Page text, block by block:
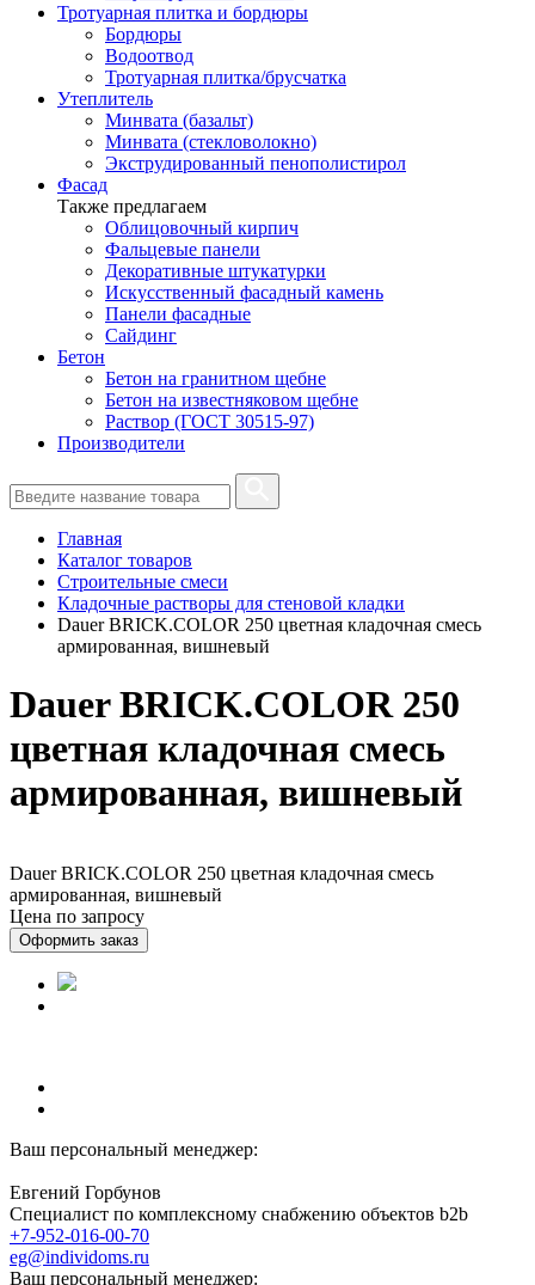
Тротуарная плитка и бордюры
Бордюры
Водоотвод
Тротуарная плитка/брусчатка
Утеплитель
Минвата (базальт)
Минвата (стекловолокно)
Экструдированный пенополистирол
Фасад
Также предлагаем
Облицовочный кирпич
Фальцевые панели
Декоративные штукатурки
Искусственный фасадный камень
Панели фасадные
Сайдинг
Бетон
Бетон на гранитном щебне
Бетон на известняковом щебне
Раствор (ГОСТ 30515-97)
Производители
Главная
Каталог товаров
Строительные смеси
Кладочные растворы для стеновой кладки
Dauer BRICK.COLOR 250 цветная кладочная смесь
армированная, вишневый
Dauer BRICK.COLOR 250
цветная кладочная смесь
армированная, вишневый
Dauer BRICK.COLOR 250 цветная кладочная смесь
армированная, вишневый
Цена по запросу
Оформить заказ
Ваш персональный менеджер:
Евгений Горбунов
Специалист по комплексному снабжению объектов b2b
+7-952-016-00-70
eg@individoms.ru
Ваш персональный менеджер: